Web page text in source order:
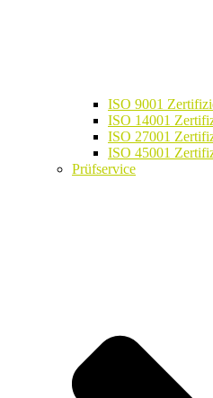
ISO 9001
ISO 14001
ISO 27001
ISO 45001
Prüfservice